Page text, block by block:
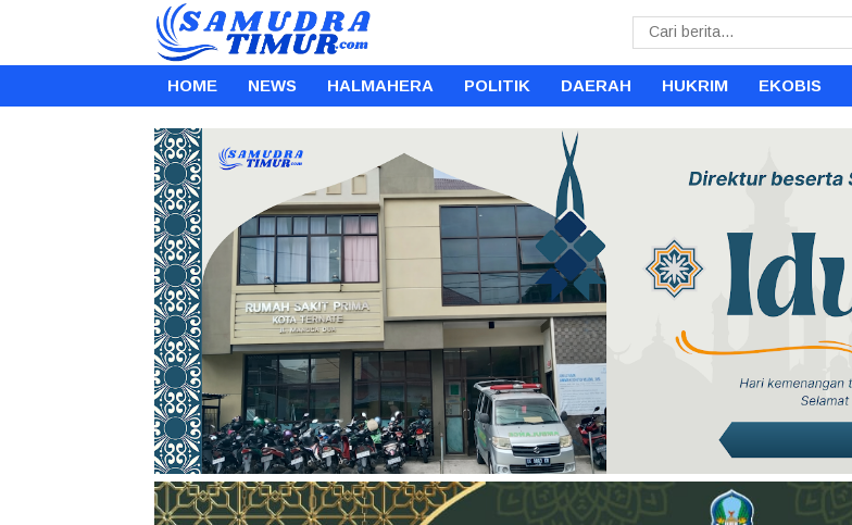
HOME NEWS HALMAHERA POLITIK DAERAH HUKRIM EKOBIS